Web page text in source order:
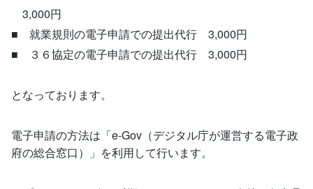
3,000円
■ 就業規則の電子申請での提出代行 3,000円
■ ３６協定の電子申請での提出代行 3,000円
となっております。
電子申請の方法は「e-Gov（デジタル庁が運営する電子政
府の総合窓口）」を利用して行います。